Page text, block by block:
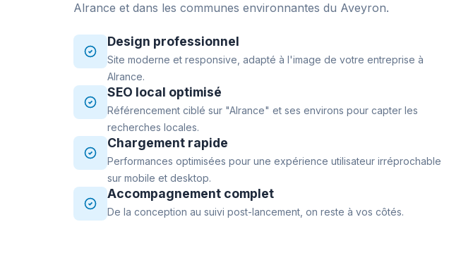
Alrance et dans les communes environnantes du Aveyron.
Design professionnel
Site moderne et responsive, adapté à l'image de votre entreprise à
Alrance.
SEO local optimisé
Référencement ciblé sur "Alrance" et ses environs pour capter les
recherches locales.
Chargement rapide
Performances optimisées pour une expérience utilisateur irréprochable
sur mobile et desktop.
Accompagnement complet
De la conception au suivi post-lancement, on reste à vos côtés.